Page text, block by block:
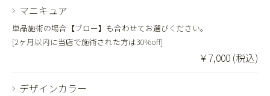
マニキュア
単品施術の場合【ブロー】も合わせてお選びください。
[2ヶ月以内に当店で施術された方は30%off]
￥7,000 (税込)
デザインカラー